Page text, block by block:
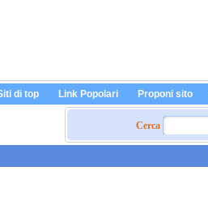
di top Link Popolari Proponi sito
Cerca